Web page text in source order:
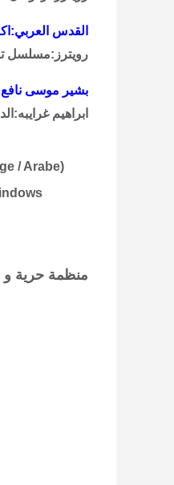
القدس
رويترز:مسلسل
بشير موسى
ابراهيم
(
/ Arabe
منظمة حرية